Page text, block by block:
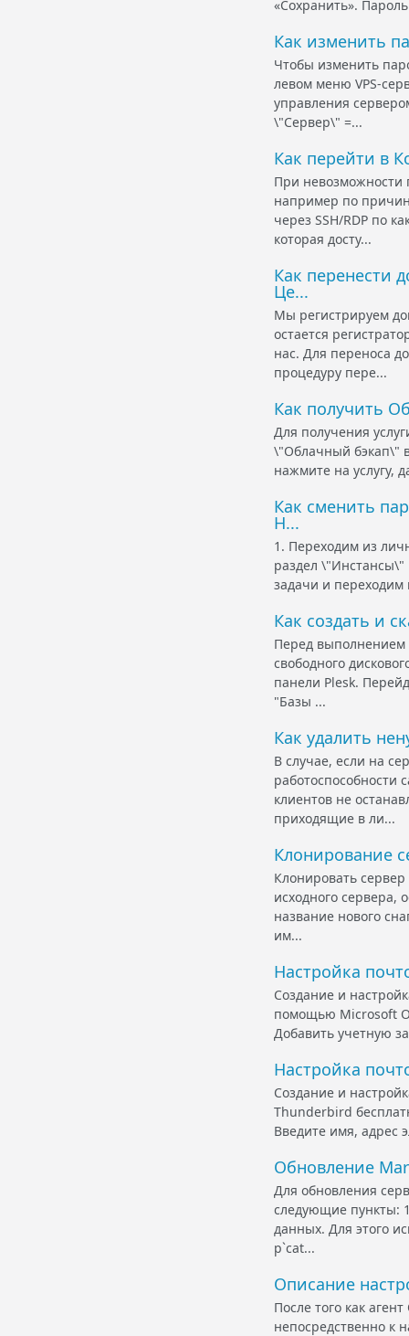
«Сохранить».
Как изменить
Чтобы изменить
левом меню VPS-
управления
\"Сервер\" =...
Как перейти в
При невозможности
например по
через SSH/RDP по
которая досту...
Как перенести
Це...
Мы регистрируем
остается
нас. Для переноса
процедуру пере...
Как получить
Для получения
\"Облачный бэкап\"
нажмите на услугу,
Как сменить
H...
1. Переходим из
раздел
задачи и переходим
Как создать и
Перед выполнением
свободного
панели Plesk.
"Базы ...
Как удалить
В случае, если на
работоспособности
клиентов не
приходящие в ли...
Клонирование
Клонировать
исходного сервера,
название нового
им...
Настройка
Создание и
помощью Microsoft
Добавить учетную
Настройка
Создание и
Thunderbird
Введите имя, адрес
Обновление
Для обновления
следующие пункты:
данных. Для этого
p`cat...
Описание
После того как
непосредственно к